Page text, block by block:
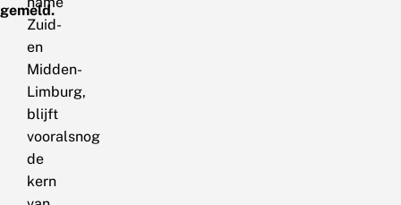
gemeld.
Zuid-
en
Midden-
Limburg,
blijft
vooralsnog
de
kern